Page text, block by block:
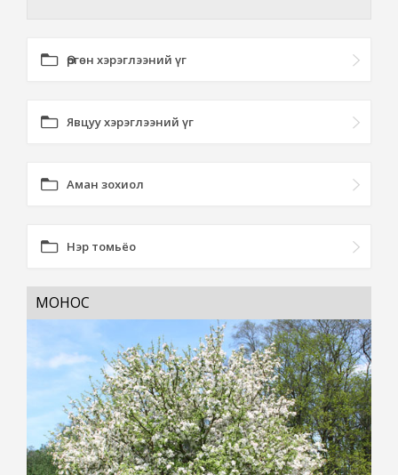
Өргөн хэрэглээний үг
Явцуу хэрэглээний үг
Аман зохиол
Нэр томьёо
МОНОС